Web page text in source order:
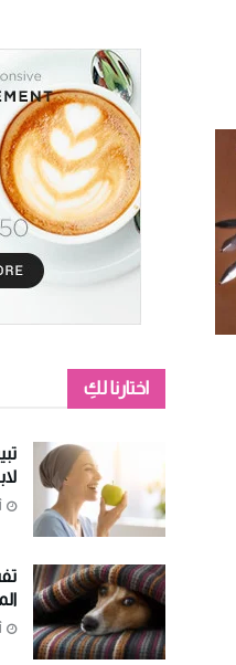
اختارنا لكِ